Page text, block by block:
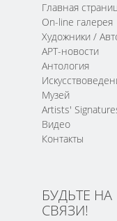
Главная
On-line галерея
Художники /
АРТ-новости
Антология
Музей
Artists'
Видео
Контакты
БУДЬТЕ НА
СВЯЗИ!